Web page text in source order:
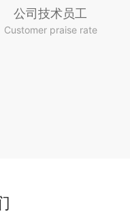
公司技术员工
Customer praise rate